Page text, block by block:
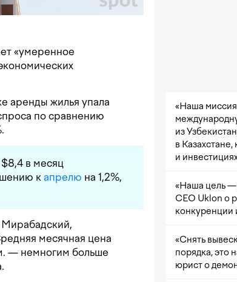
«умеренное
аренды жилья упала
по сравнению
в месяц
к апрелю на 1,2%,
месячная цена
— немногим больше
«Наша
из
в
и
«Наша цель —
CEO Uklon о
конкуренции
«Снять
порядка, это
юрист о